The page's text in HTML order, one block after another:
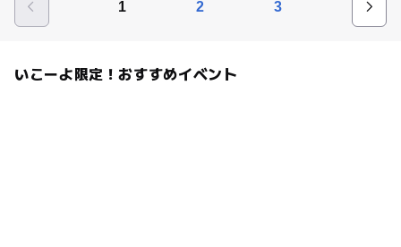
1 2 3
いこーよ限定！おすすめイベント